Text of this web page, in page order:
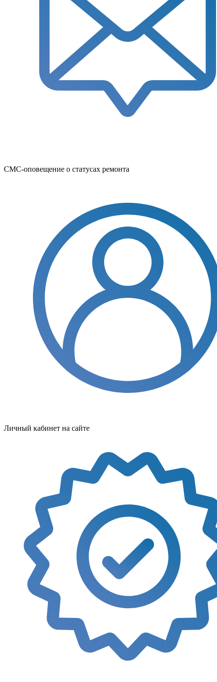
СМС-оповещение о статусах ремонта
Личный кабинет на сайте